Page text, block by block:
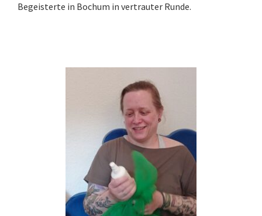
Begeisterte in Bochum in vertrauter Runde.